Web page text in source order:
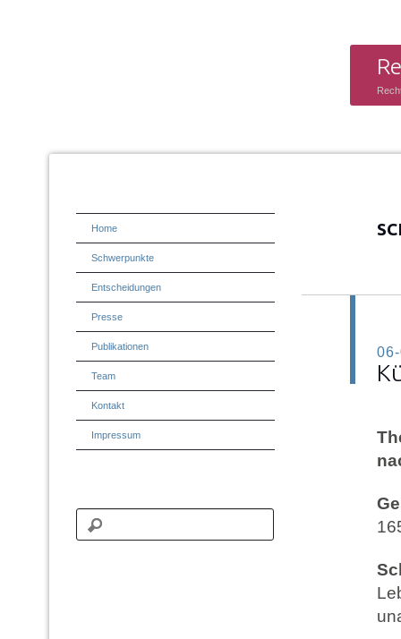
Home
Schwerpunkte
Entscheidungen
Presse
Publikationen
Team
Kontakt
Impressum